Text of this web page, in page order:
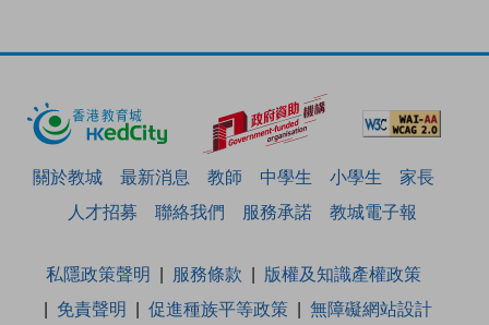
關於教城 最新消息 教師 中學生 小學生
家長
人才招募
聯絡我們 服務承諾 教城電子報
私隱政策聲明 服務條款
版權及知識產權政策
免責聲明
促進種族平等政策 無障礙網站設計